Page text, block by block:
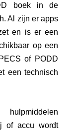
boek in de
Al zijn er apps
en is er een
op een
of PODD
een technisch
hulpmiddelen
of accu wordt